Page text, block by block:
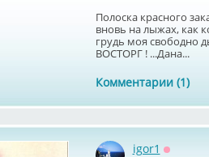
Полоска красного
вновь на лыжах, как
грудь моя свободно
ВОСТОРГ ! ...Дана...
Комментарии (1)
igor1